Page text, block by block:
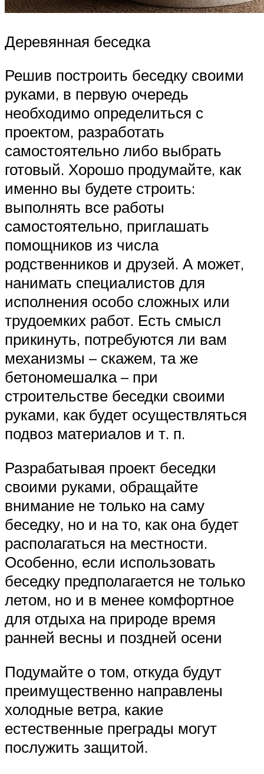
Деревянная беседка
Решив построить беседку своими
руками, в первую очередь
необходимо определиться с
проектом, разработать
самостоятельно либо выбрать
готовый. Хорошо продумайте, как
именно вы будете строить:
выполнять все работы
самостоятельно, приглашать
помощников из числа
родственников и друзей. А может,
нанимать специалистов для
исполнения особо сложных или
трудоемких работ. Есть смысл
прикинуть, потребуются ли вам
механизмы – скажем, та же
бетономешалка – при
строительстве беседки своими
руками, как будет осуществляться
подвоз материалов и т. п.
Разрабатывая проект беседки
своими руками, обращайте
внимание не только на саму
беседку, но и на то, как она будет
располагаться на местности.
Особенно, если использовать
беседку предполагается не только
летом, но и в менее комфортное
для отдыха на природе время
ранней весны и поздней осени
Подумайте о том, откуда будут
преимущественно направлены
холодные ветра, какие
естественные преграды могут
послужить защитой.